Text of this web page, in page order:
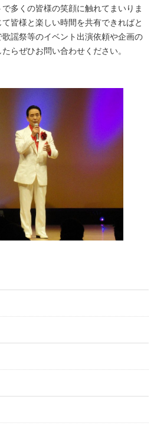
多くの皆様の笑顔に触れてまいりま
皆様と楽しい時間を共有できればと
謡祭等のイベント出演依頼や企画の
らぜひお問い合わせください。